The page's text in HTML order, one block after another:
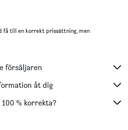
få till en korrekt prissättning, men
försäljaren
åt dig
% korrekta?